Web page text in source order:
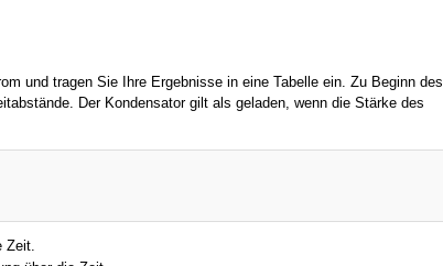
und tragen Sie Ihre Ergebnisse in eine Tabelle ein. Zu Beginn des
Der Kondensator gilt als geladen, wenn die Stärke des
Zeit.